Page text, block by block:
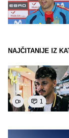
NAJČITANIJE IZ
1